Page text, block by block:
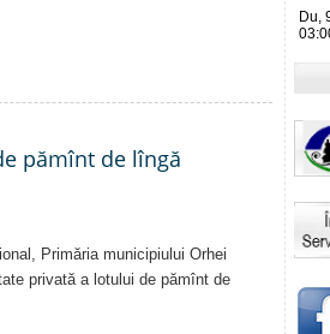
pămînt de lîngă
Primăria municipiului Orhei
privată a lotului de pămînt de